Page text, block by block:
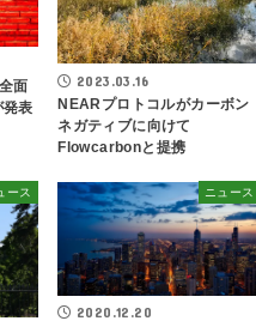
面
表
2023.03.16
NEARプロトコルがカーボン
ネガティブに向けて
Flowcarbonと提携
ース ニュース
2020.12.20